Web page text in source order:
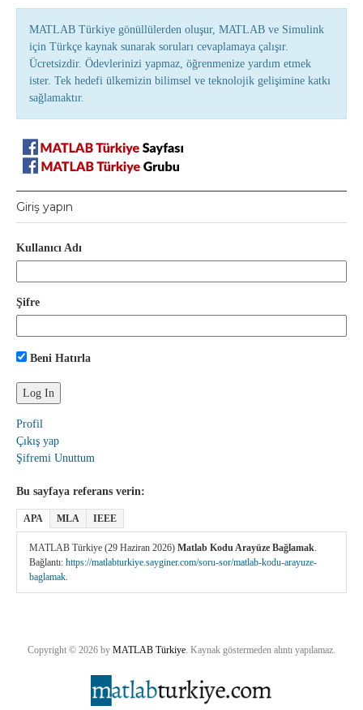
MATLAB Türkiye gönüllülerden oluşur, MATLAB ve Simulink
için Türkçe kaynak sunarak soruları cevaplamaya çalışır.
Ücretsizdir. Ödevlerinizi yapmaz, öğrenmenize yardım etmek
ister. Tek hedefi ülkemizin bilimsel ve teknolojik gelişimine katkı
sağlamaktır.
Giriş yapın
Kullanıcı Adı
Şifre
Beni Hatırla
Profil
Çıkış yap
Şifremi Unuttum
Bu sayfaya referans verin:
APA MLA IEEE
MATLAB Türkiye (29 Haziran 2026) Matlab Kodu Arayüze Bağlamak
Bağlantı: https://matlabturkiye.sayginer.com/soru-sor/matlab-kodu-arayuze-
baglamak
Copyright © 2026 by MATLAB Türkiye . Kaynak göstermeden alıntı yapılamaz.